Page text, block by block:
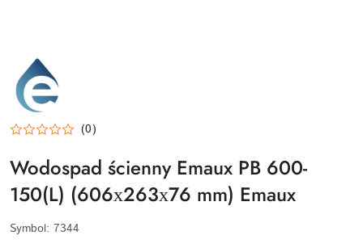
EMAUX-
LOGO
(0)
Wodospad ścienny Emaux PB 600-
150(L) (606х263х76 mm) Emaux
Symbol: 7344